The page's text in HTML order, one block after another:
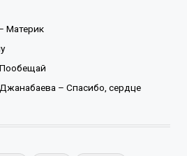
Материк
– Спасибо, сердце